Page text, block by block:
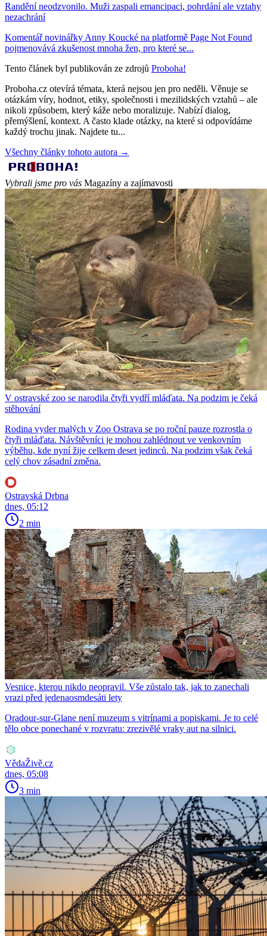
Randění neodzvonilo. Muži zaspali emancipaci, pohrdání ale vztahy
nezachrání
Komentář novinářky Anny Koucké na platformě Page Not Found
pojmenovává zkušenost mnoha žen, pro které se...
Tento článek byl publikován ze zdrojů Proboha!
Proboha.cz otevírá témata, která nejsou jen pro neděli. Věnuje se
otázkám víry, hodnot, etiky, společnosti i mezilidských vztahů – ale
nikoli způsobem, který káže nebo moralizuje. Nabízí dialog,
přemýšlení, kontext. A často klade otázky, na které si odpovídáme
každý trochu jinak. Najdete tu...
Všechny články tohoto autora →
Vybrali jsme pro vás Magazíny a zajímavosti
V ostravské zoo se narodila čtyři vydří mláďata. Na podzim je čeká
stěhování
Rodina vyder malých v Zoo Ostrava se po roční pauze rozrostla o
čtyři mláďata. Návštěvníci je mohou zahlédnout ve venkovním
výběhu, kde nyní žije celkem deset jedinců. Na podzim však čeká
celý chov zásadní změna.
Ostravská Drbna
dnes, 05:12
2 min
Vesnice, kterou nikdo neopravil. Vše zůstalo tak, jak to zanechali
vrazi před jedenaosmdesáti lety
Oradour-sur-Glane není muzeum s vitrínami a popiskami. Je to celé
tělo obce ponechané v rozvratu: zrezivělé vraky aut na silnici.
VědaŽivě.cz
dnes, 05:08
3 min